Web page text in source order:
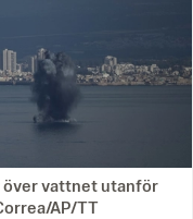
över vattnet utanför
AP/TT